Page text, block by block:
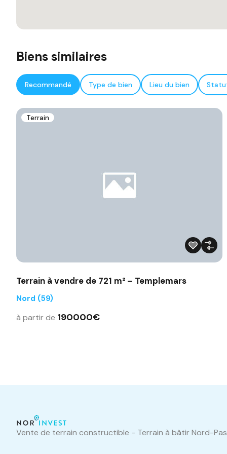
Biens similaires
Recommandé Type de bien Lieu du bien
Terrain
Terrain à vendre de 721 m² – Templemars
Nord (59)
à partir de 190000€
Vente de terrain constructible - Terrain à bâtir Nord-